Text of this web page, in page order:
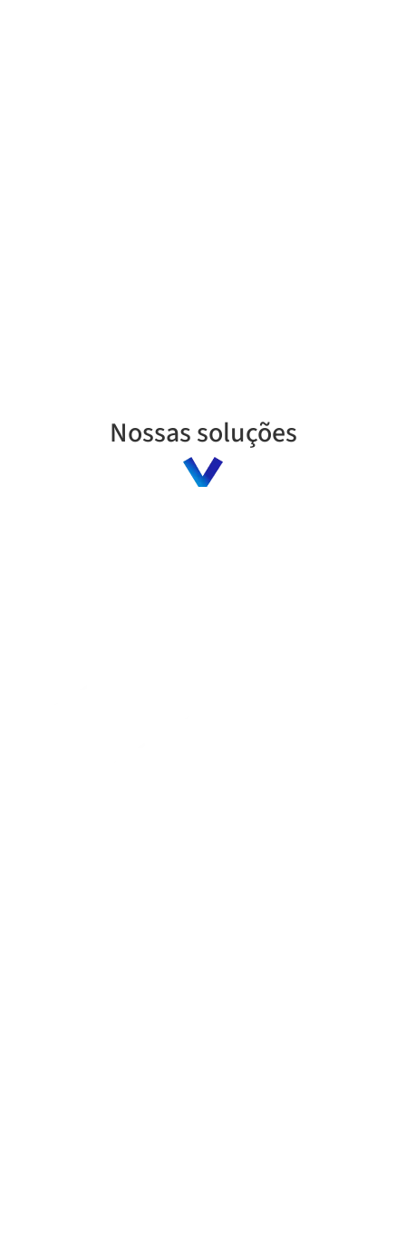
Nossas soluções